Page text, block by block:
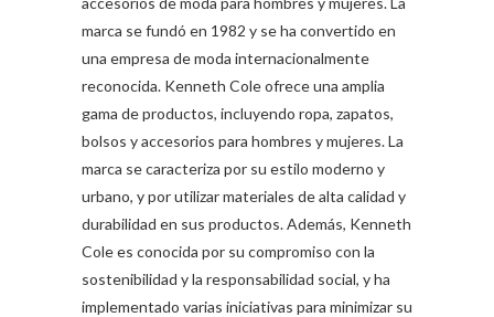
marca se fundó en 1982 y se ha convertido en
una empresa de moda internacionalmente
reconocida. Kenneth Cole ofrece una amplia
gama de productos, incluyendo ropa, zapatos,
bolsos y accesorios para hombres y mujeres. La
marca se caracteriza por su estilo moderno y
urbano, y por utilizar materiales de alta calidad y
durabilidad en sus productos. Además, Kenneth
Cole es conocida por su compromiso con la
sostenibilidad y la responsabilidad social, y ha
implementado varias iniciativas para minimizar su